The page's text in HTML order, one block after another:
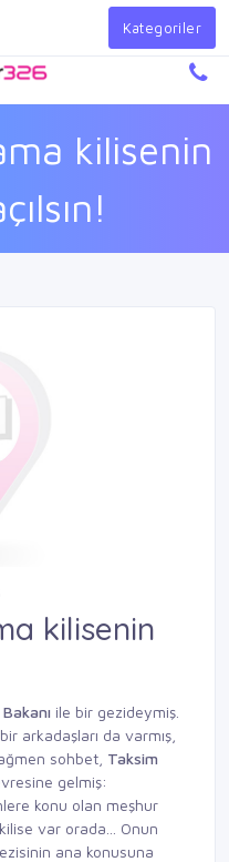
Giriş Yap
kilisenin
Kategoriler
kilisenin
ile bir gezideymiş.
bir arkadaşları da varmış,
sohbet, Taksim
gelmiş:
konu olan meşhur
var orada... Onun
ana konusuna